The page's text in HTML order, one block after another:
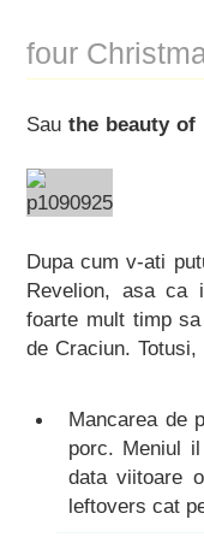
four
Sau the beauty of
Dupa cum v-ati
Revelion, asa ca
foarte mult timp
de Craciun.
Mancarea de
porc. Meniul
data viitoare
leftovers cat